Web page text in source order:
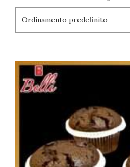
Ordinamento predefinito